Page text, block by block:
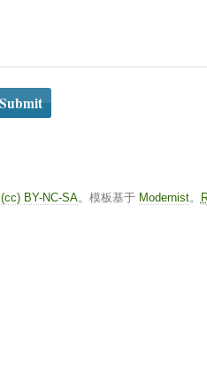
(cc) BY-NC-SA。模板基于 Modernist。